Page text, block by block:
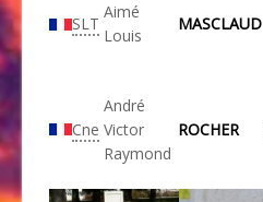
SLT
Aimé
Louis
MASCLAUD
Cne
André
Victor
Raymond
ROCHER